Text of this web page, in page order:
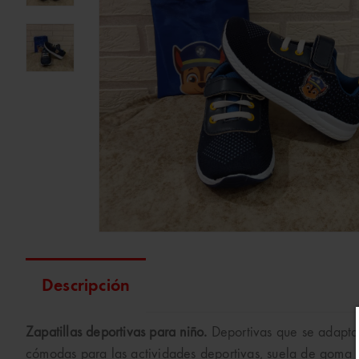
Descripción
Zapatillas deportivas para niño. Deportivas que se
cómodas para las actividades deportivas, suela de